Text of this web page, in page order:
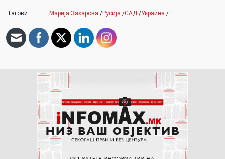
Тагови: Марија Захарова /Русија /САД /Украина /